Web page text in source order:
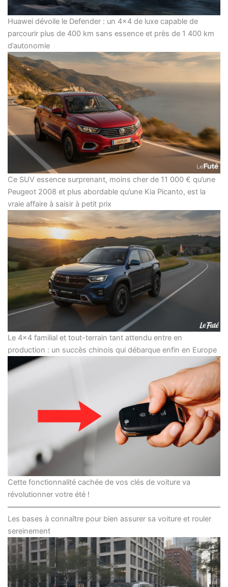
Huawei dévoile le Defender : un 4×4 de luxe capable de
parcourir plus de 400 km sans essence et près de 1 400 km
d’autonomie
Ce SUV essence surprenant, moins cher de 11 000 € qu’une
Peugeot 2008 et plus abordable qu’une Kia Picanto, est la
vraie affaire à saisir à petit prix
Le 4×4 familial et tout-terrain tant attendu entre en
production : un succès chinois qui débarque enfin en Europe
Cette fonctionnalité cachée de vos clés de voiture va
révolutionner votre été !
Les bases à connaître pour bien assurer sa voiture et rouler
sereinement